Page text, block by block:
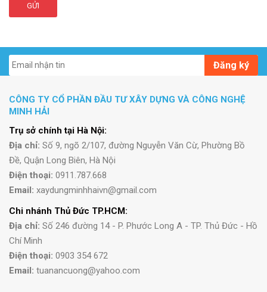
GỬI
Đăng ký
CÔNG TY CỔ PHẦN ĐẦU TƯ XÂY DỰNG VÀ CÔNG NGHỆ
MINH HẢI
Trụ sở chính tại Hà Nội:
Địa chỉ: Số 9, ngõ 2/107, đường Nguyễn Văn Cừ, Phường Bồ
Đề, Quận Long Biên, Hà Nội
Điện thoại: 0911.787.668
Email: xaydungminhhaivn@gmail.com
Chi nhánh Thủ Đức TP.HCM:
Địa chỉ: Số 246 đường 14 - P. Phước Long A - TP. Thủ Đức - Hồ
Chí Minh
Điện thoại: 0903 354 672
Email: tuanancuong@yahoo.com